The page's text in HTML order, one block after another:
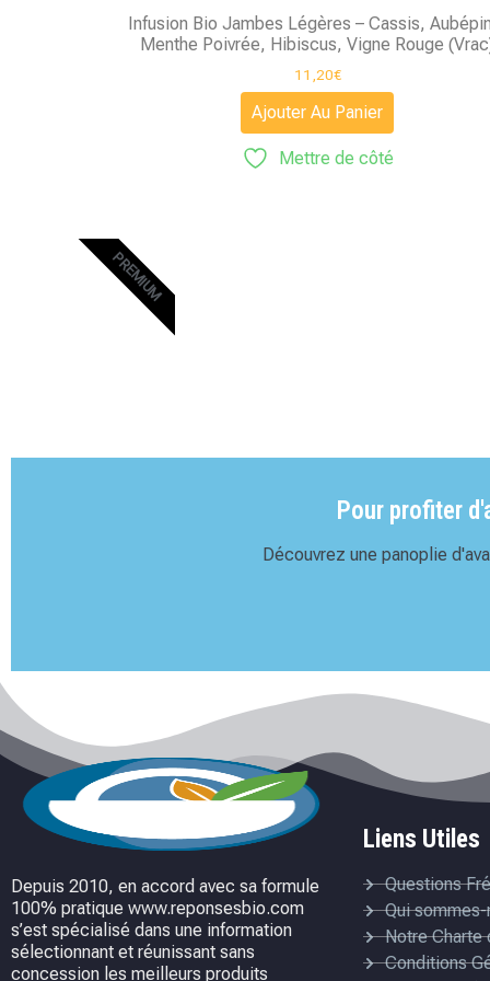
Infusion Bio Jambes Légères – Cassis,
Menthe Poivrée, Hibiscus, Vigne Rouge
11,20€
Ajouter Au Panier
Mettre de côté
Pour profiter
Découvrez une panoplie
PREMIUM
Depuis 2010, en accord avec sa formule
100% pratique www.reponsesbio.com
s’est spécialisé dans une information
sélectionnant et réunissant sans
concession les meilleurs produits
Liens Utiles
Questions
Qui sommes-
Notre Charte
Conditions